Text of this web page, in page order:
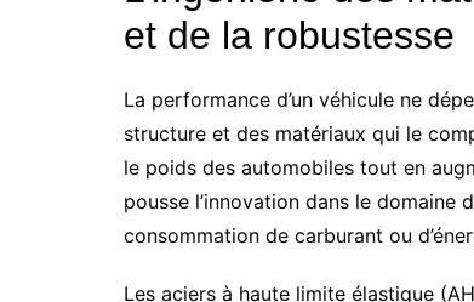
et de la robustesse
La performance d’un véhicule ne
structure et des matériaux qui le
le poids des automobiles tout en
pousse l’innovation dans le domaine
consommation de carburant ou
Les aciers à haute limite élastique